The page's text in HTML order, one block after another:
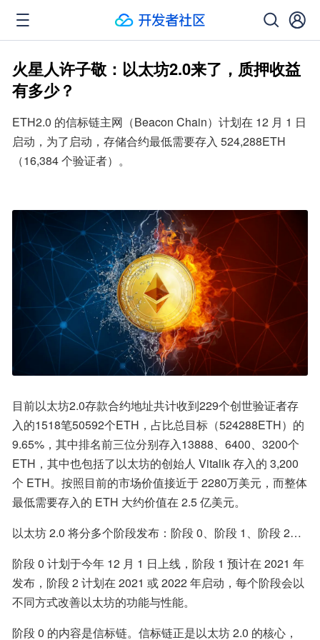
火星人许子敬：以太坊2.0来了，质押收益
有多少？
ETH2.0 的信标链主网（Beacon Chain）计划在 12 月 1 日
启动，为了启动，存储合约最低需要存入 524,288ETH
（16,384 个验证者）。
目前以太坊2.0存款合约地址共计收到229个创世验证者存
入的1518笔50592个ETH，占比总目标（524288ETH）的
9.65%，其中排名前三位分别存入13888、6400、3200个
ETH，其中也包括了以太坊的创始人 Vitalik 存入的 3,200
个 ETH。按照目前的市场价值接近于 2280万美元，而整体
最低需要存入的 ETH 大约价值在 2.5 亿美元。
以太坊 2.0 将分多个阶段发布：阶段 0、阶段 1、阶段 2…
阶段 0 计划于今年 12 月 1 日上线，阶段 1 预计在 2021 年
发布，阶段 2 计划在 2021 或 2022 年启动，每个阶段会以
不同方式改善以太坊的功能与性能。
阶段 0 的内容是信标链。信标链正是以太坊 2.0 的核心，